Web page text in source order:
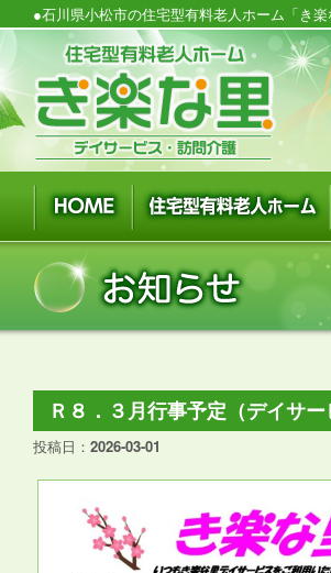
●石川県小松市の住宅型有料老人ホーム「き
Ｒ８．３月行事予定（デイサー
投稿日： 2026-03-01